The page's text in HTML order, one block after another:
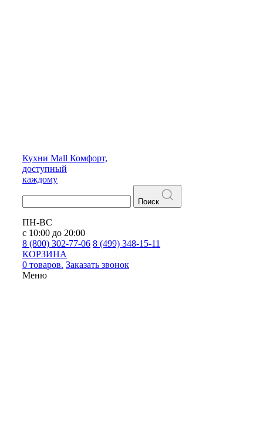
Кухни Mall Комфорт,
доступный
каждому
Поиск
ПН-ВС
с 10:00 до 20:00
8 (800) 302-77-06 8 (499) 348-15-11
КОРЗИНА
0 товаров. Заказать звонок
Меню